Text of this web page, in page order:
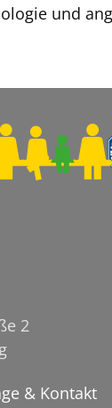
und
2
& Kontakt